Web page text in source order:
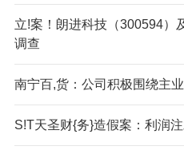
立!案！朗进科技（300594）
调查
南宁百,货：公司积极围绕主
S!T天圣财{务}造假案：利润